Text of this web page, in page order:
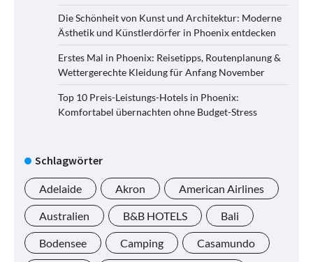
Die Schönheit von Kunst und Architektur: Moderne
Ästhetik und Künstlerdörfer in Phoenix entdecken
Erstes Mal in Phoenix: Reisetipps, Routenplanung &
Wettergerechte Kleidung für Anfang November
Top 10 Preis-Leistungs-Hotels in Phoenix:
Komfortabel übernachten ohne Budget-Stress
Schlagwörter
Adelaide Akron American Airlines
Australien B&B HOTELS Bali
Bodensee Camping Casamundo